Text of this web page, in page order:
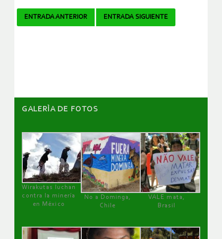
Navegador
ENTRADA ANTERIOR ENTRADA SIGUIENTE
GALERÌA DE FOTOS
Wirakutas luchan
contra la minería
en México
No a Dominga,
Chile
VALE mata,
Brasil